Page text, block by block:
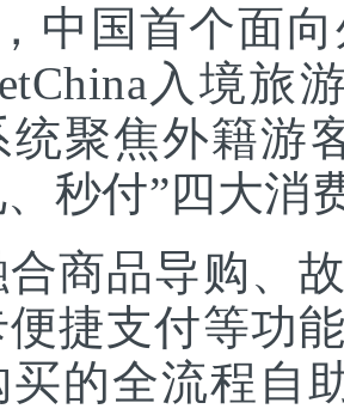
中国首个面
入境旅
统聚焦外籍游
秒付”四大消
品导购、故
捷支付等功
买的全流程自